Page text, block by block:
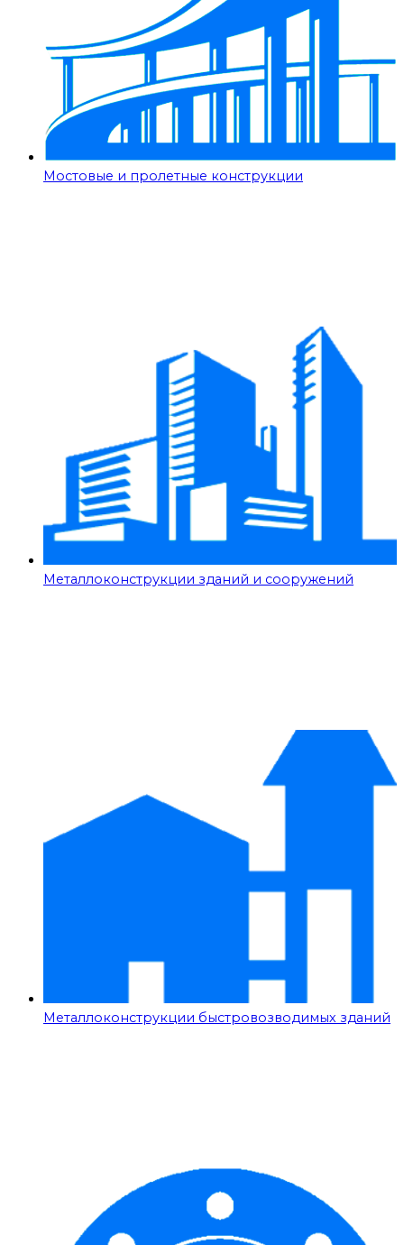
Мостовые и пролетные конструкции
Металлоконструкции зданий и сооружений
Металлоконструкции быстровозводимых зданий